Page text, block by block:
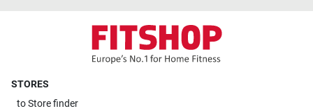
STORES
toStore finder